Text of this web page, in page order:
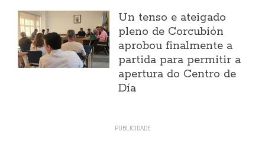
Un tenso e ateigado
pleno de Corcubión
aprobou finalmente a
partida para permitir a
apertura do Centro de
Día